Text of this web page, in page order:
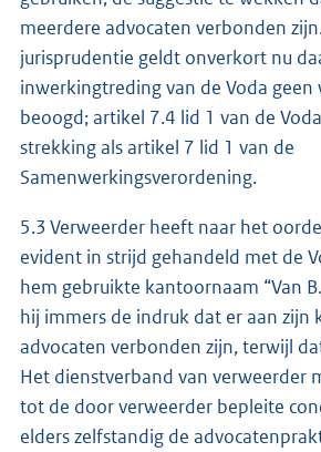
meerdere advocaten verbonden
jurisprudentie geldt onverkort nu
inwerkingtreding van de Voda geen
beoogd; artikel 7.4 lid 1 van de
strekking als artikel 7 lid 1 van de
Samenwerkingsverordening.
5.3 Verweerder heeft naar het
evident in strijd gehandeld met de
hem gebruikte kantoornaam “Van
hij immers de indruk dat er aan zijn
advocaten verbonden zijn, terwijl
Het dienstverband van verweerder
tot de door verweerder bepleite
elders zelfstandig de